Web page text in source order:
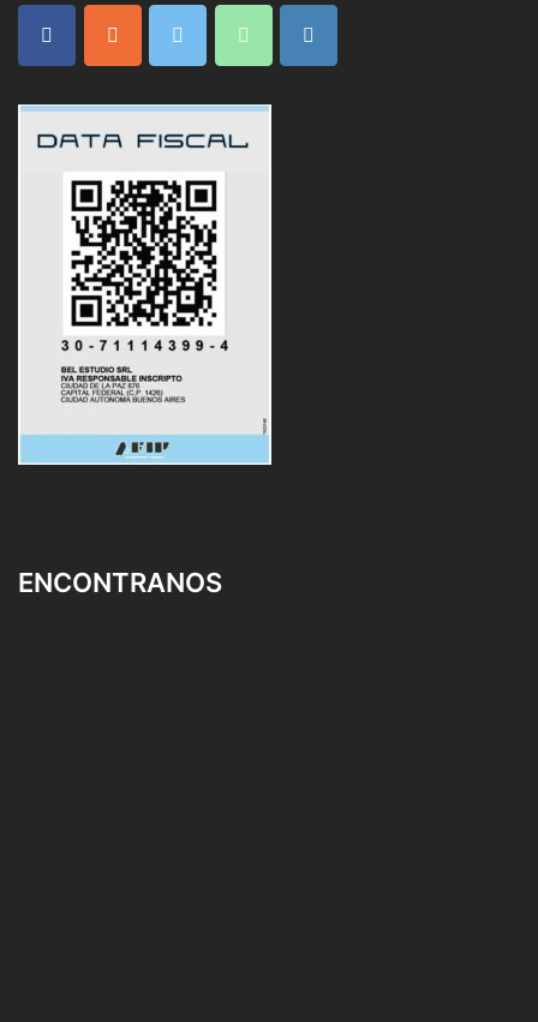
ENCONTRANOS